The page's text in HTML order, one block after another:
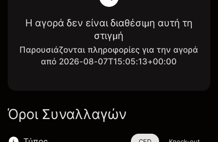
Η αγορά δεν είναι διαθέσιμη αυτή τη
στιγμή
Παρουσιάζονται πληροφορίες για την αγορά
από 2026-08-07T15:05:13+00:00
Όροι Συναλλαγών